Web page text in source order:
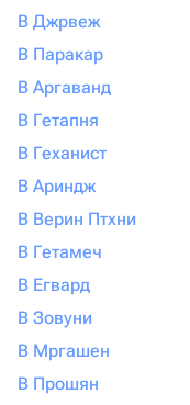
В Джрвеж
В Паракар
В Аргаванд
В Гетапня
В Геханист
В Ариндж
В Верин Птхни
В Гетамеч
В Егвард
В Зовуни
В Мргашен
В Прошян